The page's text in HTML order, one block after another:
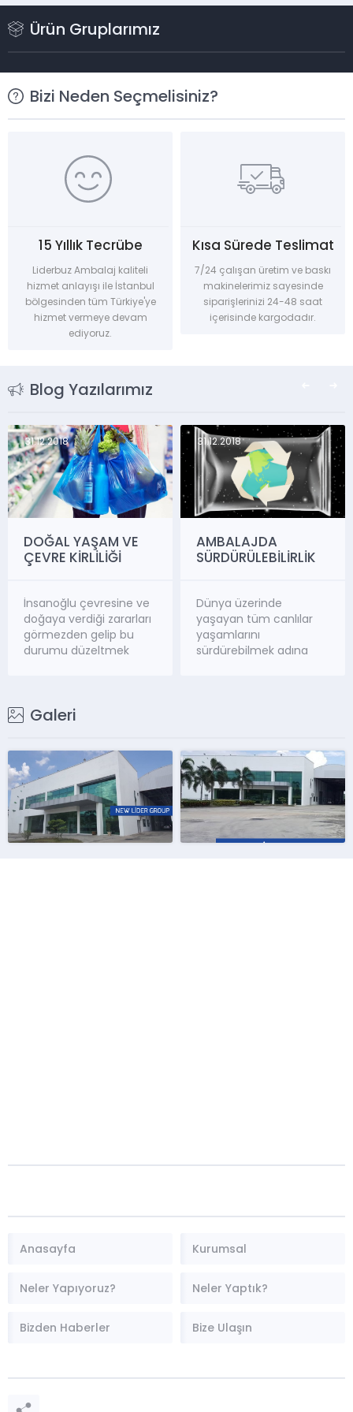
doğaya zarar verenler kendilerinin...
Ürün Gruplarımız
Bizi Neden Seçmelisiniz?
15 Yıllık Tecrübe
Liderbuz Ambalaj kaliteli
hizmet anlayışı ile İstanbul
bölgesinden tüm Türkiye'ye
hizmet vermeye devam
ediyoruz.
Kısa Sürede Teslimat
7/24 çalışan üretim ve baskı
makinelerimiz sayesinde
siparişlerinizi 24-48 saat
içerisinde kargodadır.
Blog Yazılarımız
31.12.2018
DOĞAL YAŞAM VE
ÇEVRE KİRLİLİĞİ
İnsanoğlu çevresine ve
doğaya verdiği zararları
görmezden gelip bu
durumu düzeltmek
Kişisel hırslarla, daha
sorumsuzlukla doğaya
zarar verenler
kendilerinin tabiat
ananın bir parçası
olduklarını ve verdikleri
ziyanın kendilerine
31.12.2018
AMBALAJDA
SÜRDÜRÜLEBİLİRLİK
Dünya üzerinde
yaşayan tüm canlılar
yaşamlarını
sürdürebilmek adına
bölgeleri temiz tutmak
ve korumak, çevremizi
paylaşmış olduğumuz
canlıların yaşamlarını
sürdürebilmeleri için çok
büyük önem arz
Galeri
Anasayfa Kurumsal
Neler Yapıyoruz? Neler Yaptık?
Bizden Haberler Bize Ulaşın